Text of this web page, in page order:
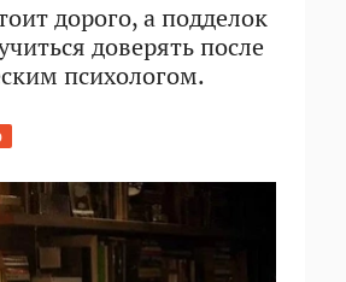
дорого, а подделок
доверять после
психологом.